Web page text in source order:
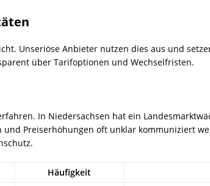
Unseriöse Anbieter nutzen dies aus und
über Tarifoptionen und Wechselfristen.
In Niedersachsen hat ein
Preiserhöhungen oft unklar kommuniziert
Häufigkeit